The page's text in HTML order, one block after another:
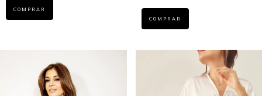
COMPRAR
COMPRAR